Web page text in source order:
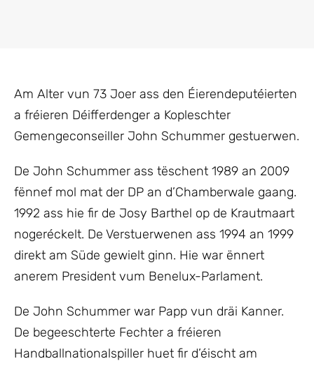
Am Alter vun 73 Joer ass den Éierendeputéierten
a fréieren Déifferdenger a Kopleschter
Gemengeconseiller John Schummer gestuerwen.
De John Schummer ass tëschent 1989 an 2009
fënnef mol mat der DP an d’Chamberwale gaang.
1992 ass hie fir de Josy Barthel op de Krautmaart
nogeréckelt. De Verstuerwenen ass 1994 an 1999
direkt am Süde gewielt ginn. Hie war ënnert
anerem President vum Benelux-Parlament.
De John Schummer war Papp vun dräi Kanner.
De begeeschterte Fechter a fréieren
Handballnationalspiller huet fir d’éischt am